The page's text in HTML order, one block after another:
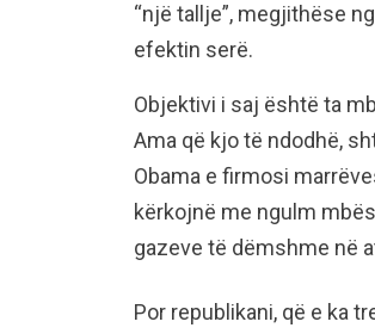
“një tallje”, megjithëse
efektin serë.
Objektivi i saj është ta
Ama që kjo të ndodhë,
Obama e firmosi
kërkojnë me ngulm
gazeve të dëmshme në
Por republikani, që e ka